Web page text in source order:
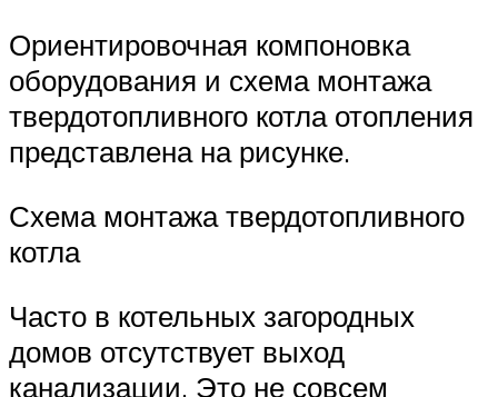
Ориентировочная компоновка
оборудования и схема монтажа
твердотопливного котла отопления
представлена на рисунке.
Схема монтажа твердотопливного
котла
Часто в котельных загородных
домов отсутствует выход
канализации. Это не совсем